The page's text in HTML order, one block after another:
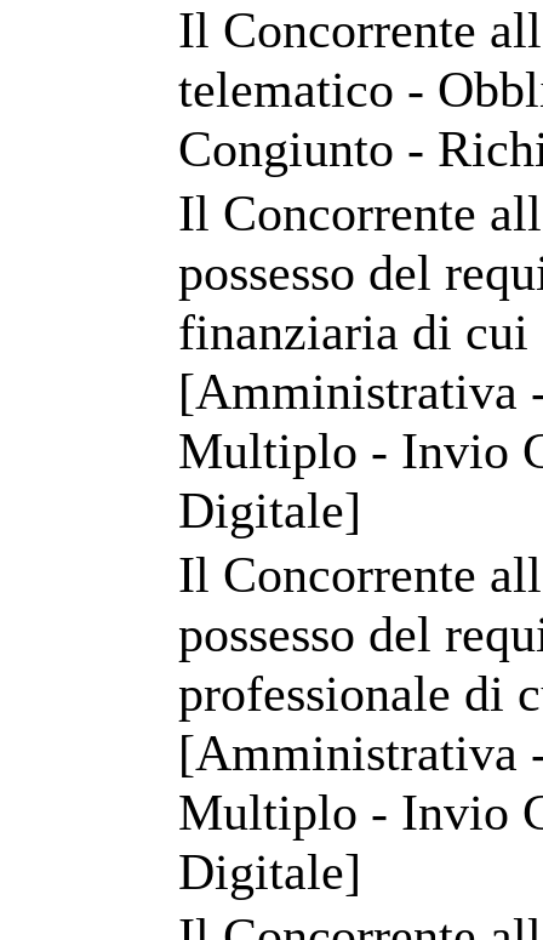
Il Concorrente
telematico -
Congiunto -
Il Concorrente
possesso del
finanziaria di
[Amministrativa
Multiplo - Invio
Digitale]
Il Concorrente
possesso del
professionale di
[Amministrativa
Multiplo - Invio
Digitale]